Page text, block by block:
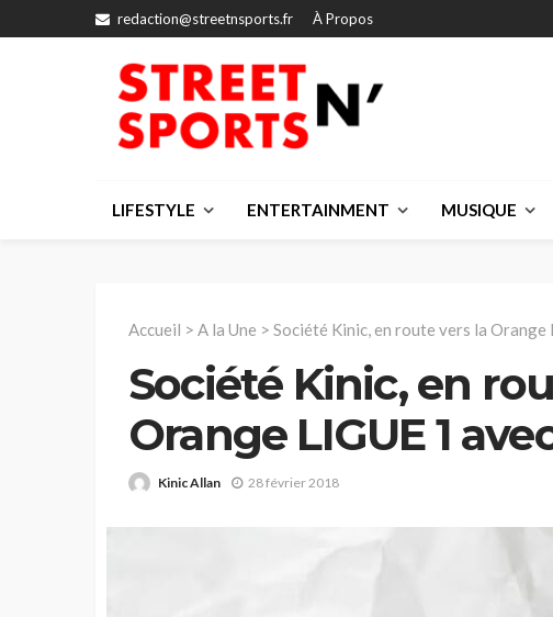
redaction@streetnsports.fr À Propos
LIFESTYLE ENTERTAINMENT MUSIQUE
Accueil > A la Une > Société Kinic, en route vers la Orange
Société Kinic, en
Orange LIGUE 1
Kinic Allan 28 février 2018